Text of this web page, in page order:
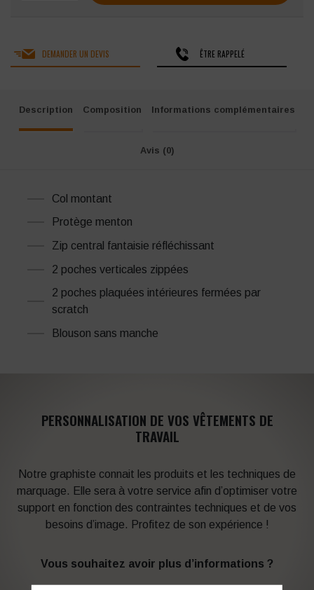
DEMANDER UN DEVIS ÊTRE RAPPELÉ
Description Composition Informations complémentaires
Avis (0)
Col montant
Protège menton
Zip central fantaisie réfléchissant
2 poches verticales zippées
2 poches plaquées intérieures fermées par
scratch
Blouson sans manche
PERSONNALISATION DE VOS VÊTEMENTS DE
TRAVAIL
Notre graphiste connait les produits et les techniques de
marquage. Elle sera à votre service afin d’optimiser votre
support en fonction des contraintes techniques et de vos
besoins d’image. Profitez de son expérience !
Vous souhaitez avoir plus d’informations ?